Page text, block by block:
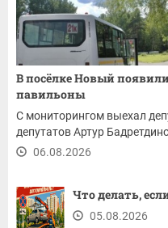
В посёлке Новый
павильоны
С мониторингом выехал
депутатов Артур
06.08.2026
Что делать,
05.08.2026